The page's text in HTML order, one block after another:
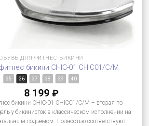
ДЛЯ ФИТНЕС-БИКИНИ
бикини CHIC-01 CHIC01/C/M
35 36 37 38 39 40
8 199 ₽
бикини CHIC-01 CHIC01/C/M – вторая по
у бикинисток в классическом исполнении на
подъемом. Полностью соответствуют